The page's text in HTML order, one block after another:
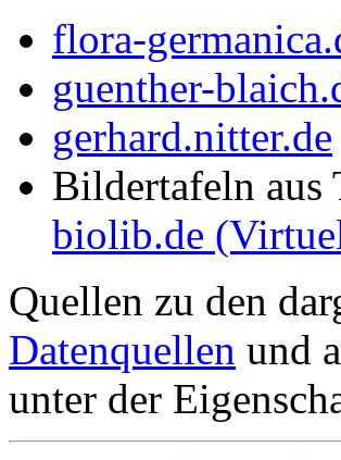
flora-
guenther-
gerhard.nitter.de
Bildertafeln
biolib.de
Quellen zu den
Datenquellen und
unter der